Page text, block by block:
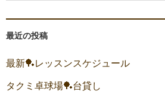
最近の投稿
最新🏓レッスンスケジュール
タクミ卓球場🏓台貸し